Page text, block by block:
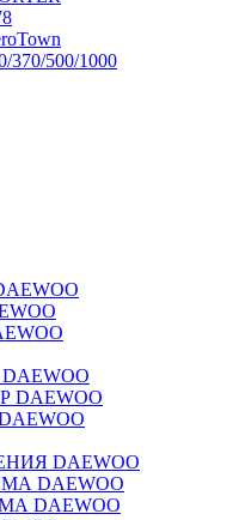
500/1000
DAEWOO
DAEWOO
DAEWOO